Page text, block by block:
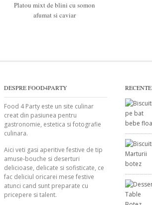
Platou mixt de blini cu somon
afumat si caviar
DESPRE FOOD4PARTY
Food 4 Party este un site culinar
creat din pasiunea pentru
gastronomie, estetica si fotografie
culinara.
Aici veti gasi aperitive festive de tip
amuse-bouche si deserturi
delicioase, delicate si sofisticate, ce
fac deliciul oricarei mese festive
atunci cand sunt preparate cu
pricepere si talent.
RECENTE